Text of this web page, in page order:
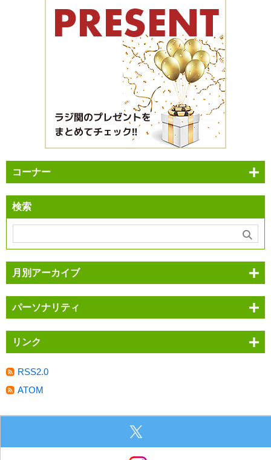
コーナー
検索
月別アーカイブ
パーソナリティ
リンク
RSS2.0
ATOM